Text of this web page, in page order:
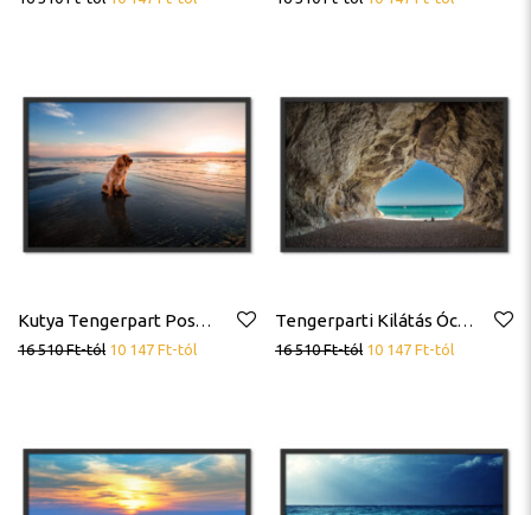
Kutya Tengerpart Poszter
16 510Ft-tól 10 147 Ft-tól
Tengerparti Kilátás Óceán Barlang Poszter
16 510Ft-tól 10 147 Ft-tól